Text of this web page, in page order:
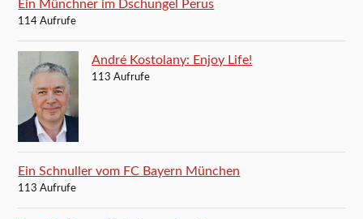
Ein Münchner im Dschungel Perus
114 Aufrufe
André Kostolany: Enjoy Life!
113 Aufrufe
Ein Schnuller vom FC Bayern München
113 Aufrufe